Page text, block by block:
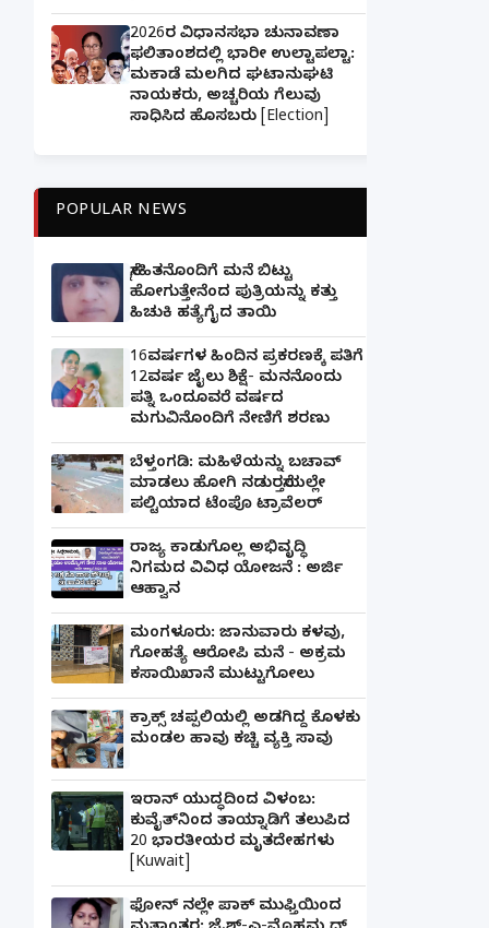
2026ರ ವಿಧಾನಸಭಾ ಚುನಾವಣಾ
ಫಲಿತಾಂಶದಲ್ಲಿ ಭಾರೀ ಉಲ್ಟಾಪಲ್ಟಾ:
ಮಕಾಡೆ ಮಲಗಿದ ಘಟಾನುಘಟಿ
ನಾಯಕರು, ಅಚ್ಚರಿಯ ಗೆಲುವು
ಸಾಧಿಸಿದ ಹೊಸಬರು [Election]
POPULAR NEWS
ಸ್ನೇಹಿತನೊಂದಿಗೆ ಮನೆ ಬಿಟ್ಟು
ಹೋಗುತ್ತೇನೆಂದ ಪುತ್ರಿಯನ್ನು ಕತ್ತು
ಹಿಚುಕಿ ಹತ್ಯೆಗೈದ ತಾಯಿ
16ವರ್ಷಗಳ ಹಿಂದಿನ ಪ್ರಕರಣಕ್ಕೆ ಪತಿಗೆ
12ವರ್ಷ ಜೈಲು ಶಿಕ್ಷೆ- ಮನನೊಂದು
ಪತ್ನಿ ಒಂದೂವರೆ ವರ್ಷದ
ಮಗುವಿನೊಂದಿಗೆ ನೇಣಿಗೆ ಶರಣು
ಬೆಳ್ತಂಗಡಿ: ಮಹಿಳೆಯನ್ನು ಬಚಾವ್
ಮಾಡಲು ಹೋಗಿ ನಡುರಸ್ತೆಯಲ್ಲೇ
ಪಲ್ಟಿಯಾದ ಟೆಂಪೊ ಟ್ರಾವೆಲರ್
ರಾಜ್ಯ ಕಾಡುಗೊಲ್ಲ ಅಭಿವೃದ್ಧಿ
ನಿಗಮದ ವಿವಿಧ ಯೋಜನೆ : ಅರ್ಜಿ
ಆಹ್ವಾನ
ಮಂಗಳೂರು: ಜಾನುವಾರು ಕಳವು,
ಗೋಹತ್ಯೆ ಆರೋಪಿ ಮನೆ - ಅಕ್ರಮ
ಕಸಾಯಿಖಾನೆ ಮುಟ್ಟುಗೋಲು
ಕ್ರಾಕ್ಸ್ ಚಪ್ಪಲಿಯಲ್ಲಿ ಅಡಗಿದ್ದ ಕೊಳಕು
ಮಂಡಲ ಹಾವು ಕಚ್ಚಿ ವ್ಯಕ್ತಿ ಸಾವು
ಇರಾನ್ ಯುದ್ಧದಿಂದ ವಿಳಂಬ:
ಕುವೈತ್‌ನಿಂದ ತಾಯ್ನಾಡಿಗೆ ತಲುಪಿದ
20 ಭಾರತೀಯರ ಮೃತದೇಹಗಳು
[Kuwait]
ಫೋನ್ ನಲ್ಲೇ ಪಾಕ್ ಮುಫ್ತಿಯಿಂದ